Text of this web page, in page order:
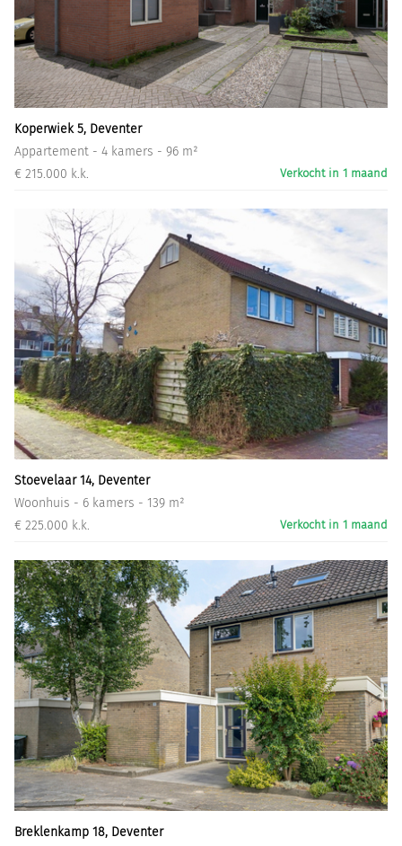
Koperwiek 5, Deventer
Appartement - 4 kamers - 96 m²
€ 215.000 k.k.
Verkocht in 1 maand
Stoevelaar 14, Deventer
Woonhuis - 6 kamers - 139 m²
€ 225.000 k.k.
Verkocht in 1 maand
Breklenkamp 18, Deventer